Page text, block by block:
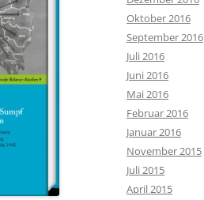
Oktober 2016
September 2016
Juli 2016
Juni 2016
Mai 2016
Februar 2016
Januar 2016
November 2015
Juli 2015
April 2015